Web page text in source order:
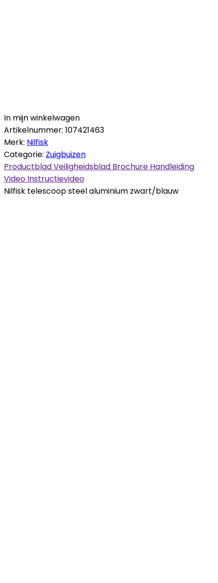
In mijn winkelwagen
Artikelnummer: 107421463
Merk: Nilfisk
Categorie: Zuigbuizen
ProductbladVeiligheidsblad Brochure Handleiding
Video Instructievideo
Nilfisk telescoop steel aluminium zwart/blauw